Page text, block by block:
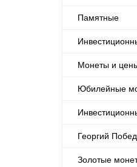
Памятные
Монеты и
Юбилейные
Георгий
Золотые